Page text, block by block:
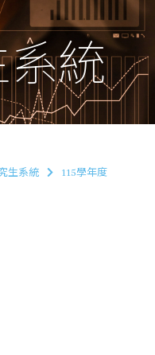
統
生系統 115學年度